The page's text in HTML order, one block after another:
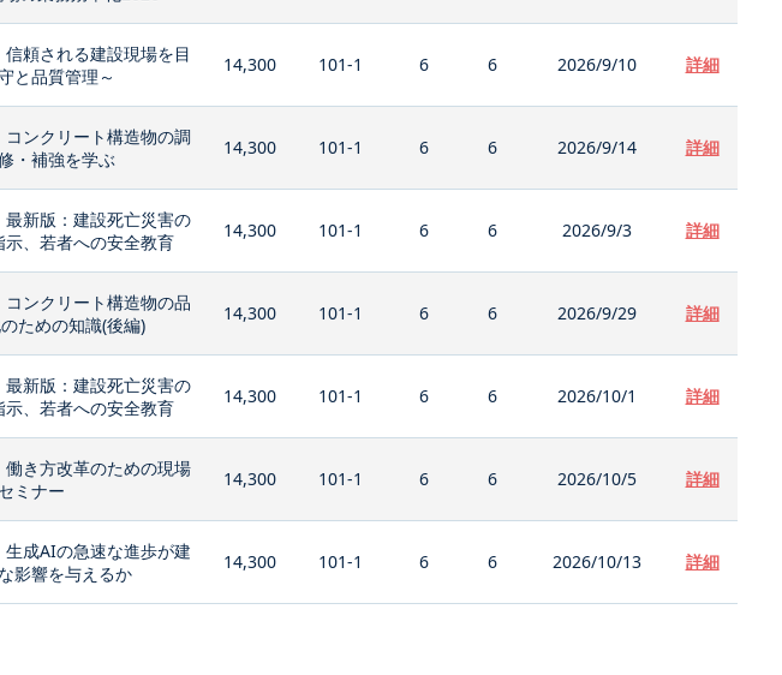
信頼される建設現場を目
と品質管理～
14,300 101-1 6 6 2026/9/10 詳細
コンクリート構造物の調
・補強を学ぶ
14,300 101-1 6 6 2026/9/14 詳細
最新版：建設死亡災害の
、若者への安全教育
14,300 101-1 6 6 2026/9/3 詳細
コンクリート構造物の品
ための知識(後編)
14,300 101-1 6 6 2026/9/29 詳細
最新版：建設死亡災害の
、若者への安全教育
14,300 101-1 6 6 2026/10/1 詳細
働き方改革のための現場
ミナー
14,300 101-1 6 6 2026/10/5 詳細
生成AIの急速な進歩が建
影響を与えるか
14,300 101-1 6 6 2026/10/13 詳細